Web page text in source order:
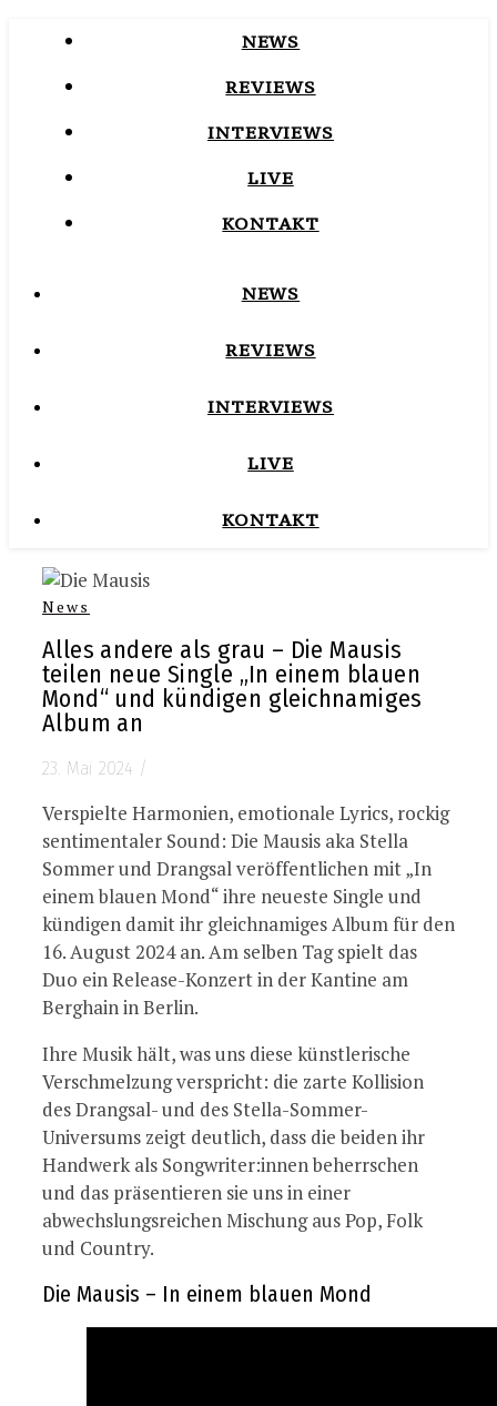
NEWS
REVIEWS
INTERVIEWS
LIVE
KONTAKT
NEWS
REVIEWS
INTERVIEWS
LIVE
KONTAKT
News
Alles andere als grau – Die Mausis
teilen neue Single „In einem blauen
Mond“ und kündigen gleichnamiges
Album an
23. Mai 2024 /
Verspielte Harmonien, emotionale Lyrics, rockig
sentimentaler Sound: Die Mausis aka Stella
Sommer und Drangsal veröffentlichen mit „In
einem blauen Mond“ ihre neueste Single und
kündigen damit ihr gleichnamiges Album für den
16. August 2024 an. Am selben Tag spielt das
Duo ein Release-Konzert in der Kantine am
Berghain in Berlin.
Ihre Musik hält, was uns diese künstlerische
Verschmelzung verspricht: die zarte Kollision
des Drangsal- und des Stella-Sommer-
Universums zeigt deutlich, dass die beiden ihr
Handwerk als Songwriter:innen beherrschen
und das präsentieren sie uns in einer
abwechslungsreichen Mischung aus Pop, Folk
und Country.
Die Mausis – In einem blauen Mond